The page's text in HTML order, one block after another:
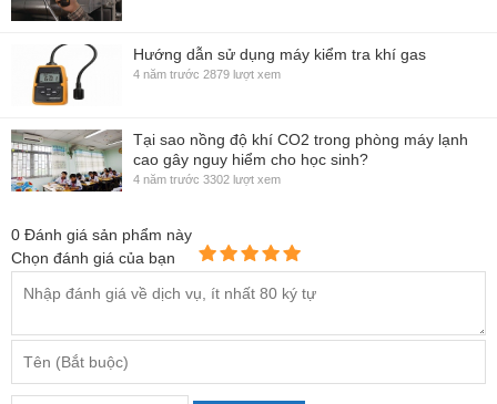
Hướng dẫn sử dụng máy kiểm tra khí gas
4 năm trước 2879 lượt xem
Tại sao nồng độ khí CO2 trong phòng máy lạnh
cao gây nguy hiểm cho học sinh?
4 năm trước 3302 lượt xem
0 Đánh giá sản phẩm này
Chọn đánh giá của bạn